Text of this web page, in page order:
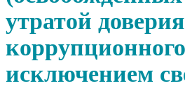
утратой
исключением